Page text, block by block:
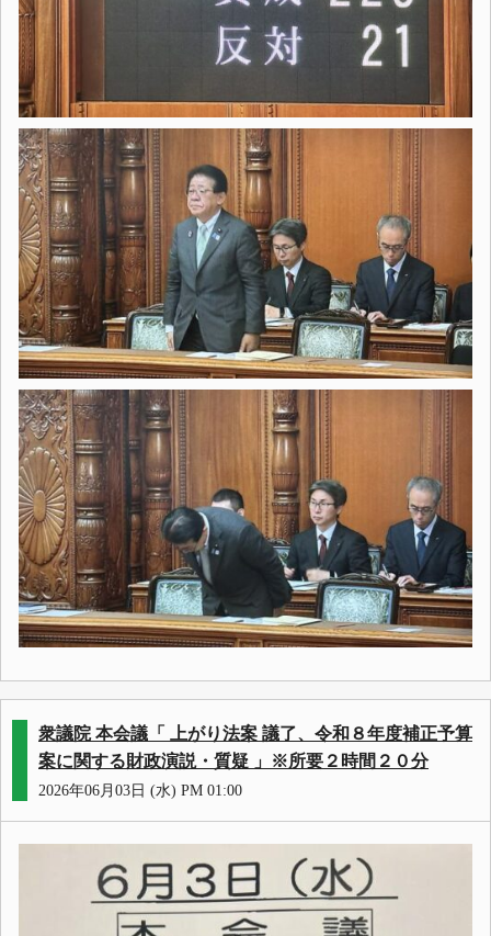
衆議院 本会議「 上がり法案 議了、令和８年度補正予算
案に関する財政演説・質疑 」※所要２時間２０分
2026年06月03日 (水) PM 01:00